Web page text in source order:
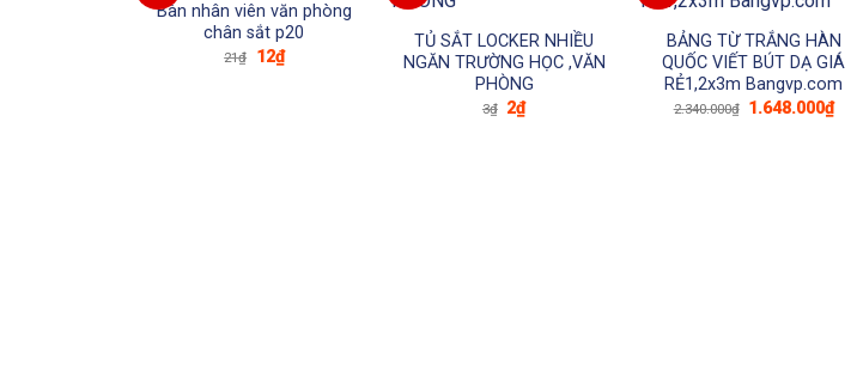
Bàn nhân viên văn phòng
chân sắt p20
21₫
Giá
gốc
12₫Giá
hiện
TỦ SẮT LOCKER NHIỀU
NGĂN TRƯỜNG HỌC ,VĂN
PHÒNG
3₫ Giá
gốc
2₫Giá
hiện
BẢNG TỪ TRẮNG HÀN
QUỐC VIẾT BÚT DẠ GIÁ
RẺ1,2x3m Bangvp.com
2.340.000₫ Giá
1.648.000₫Giá
hiện